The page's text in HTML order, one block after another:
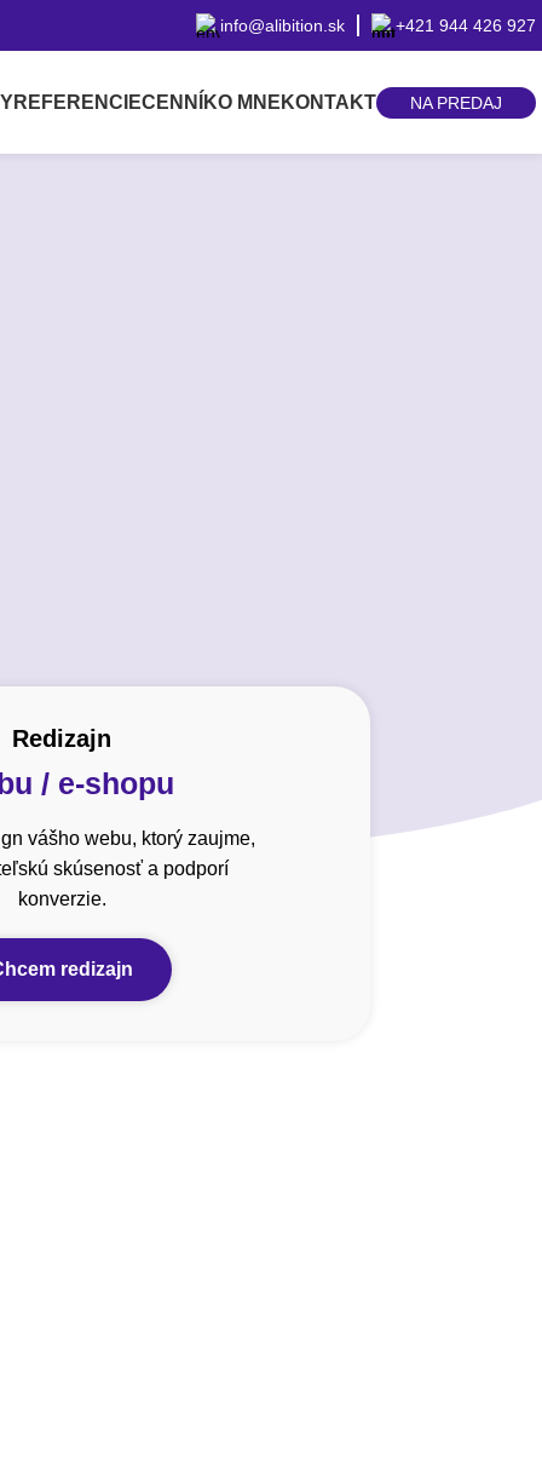
info@alibition.sk +421 944 426 927
REFERENCIECENNÍKO MNE KONTAKT NA PREDAJ
Redizajn
/ e-shopu
vášho webu, ktorý zaujme,
skúsenosť a podporí
konverzie.
redizajn